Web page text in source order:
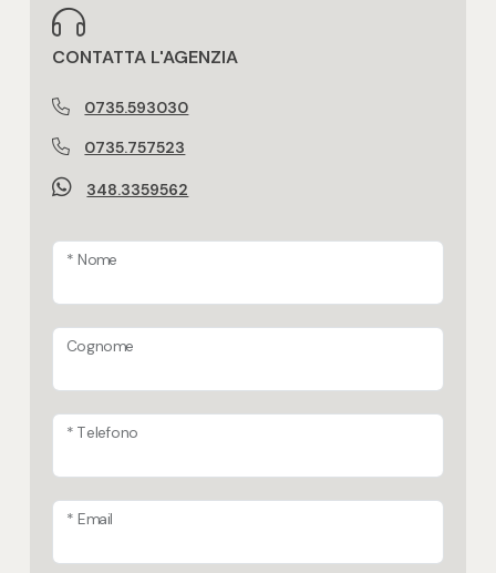
Immobile idoneo per più nuclei familiari
Si valutano permute
Pannelli solari termici
CONTATTA L'AGENZIA
0735.593030
0735.757523
348.3359562
* Nome
Cognome
* Telefono
* Email